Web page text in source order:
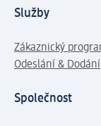
Služby
Zákaznický
Odeslání & Dodání
Společnost